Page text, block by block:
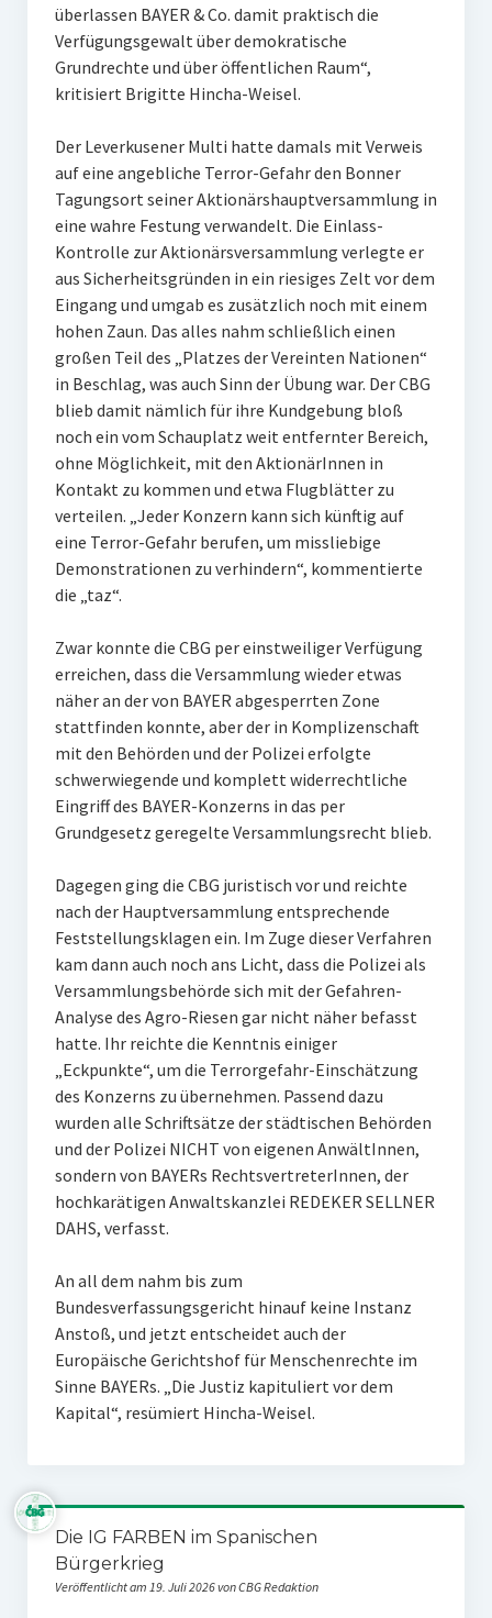
überlassen BAYER & Co. damit praktisch die
Verfügungsgewalt über demokratische
Grundrechte und über öffentlichen Raum“,
kritisiert Brigitte Hincha-Weisel.
Der Leverkusener Multi hatte damals mit Verweis
auf eine angebliche Terror-Gefahr den Bonner
Tagungsort seiner Aktionärshauptversammlung in
eine wahre Festung verwandelt. Die Einlass-
Kontrolle zur Aktionärsversammlung verlegte er
aus Sicherheitsgründen in ein riesiges Zelt vor dem
Eingang und umgab es zusätzlich noch mit einem
hohen Zaun. Das alles nahm schließlich einen
großen Teil des „Platzes der Vereinten Nationen“
in Beschlag, was auch Sinn der Übung war. Der CBG
blieb damit nämlich für ihre Kundgebung bloß
noch ein vom Schauplatz weit entfernter Bereich,
ohne Möglichkeit, mit den AktionärInnen in
Kontakt zu kommen und etwa Flugblätter zu
verteilen. „Jeder Konzern kann sich künftig auf
eine Terror-Gefahr berufen, um missliebige
Demonstrationen zu verhindern“, kommentierte
die „taz“.
Zwar konnte die CBG per einstweiliger Verfügung
erreichen, dass die Versammlung wieder etwas
näher an der von BAYER abgesperrten Zone
stattfinden konnte, aber der in Komplizenschaft
mit den Behörden und der Polizei erfolgte
schwerwiegende und komplett widerrechtliche
Eingriff des BAYER-Konzerns in das per
Grundgesetz geregelte Versammlungsrecht blieb.
Dagegen ging die CBG juristisch vor und reichte
nach der Hauptversammlung entsprechende
Feststellungsklagen ein. Im Zuge dieser Verfahren
kam dann auch noch ans Licht, dass die Polizei als
Versammlungsbehörde sich mit der Gefahren-
Analyse des Agro-Riesen gar nicht näher befasst
hatte. Ihr reichte die Kenntnis einiger
„Eckpunkte“, um die Terrorgefahr-Einschätzung
des Konzerns zu übernehmen. Passend dazu
wurden alle Schriftsätze der städtischen Behörden
und der Polizei NICHT von eigenen AnwältInnen,
sondern von BAYERs RechtsvertreterInnen, der
hochkarätigen Anwaltskanzlei REDEKER SELLNER
DAHS, verfasst.
An all dem nahm bis zum
Bundesverfassungsgericht hinauf keine Instanz
Anstoß, und jetzt entscheidet auch der
Europäische Gerichtshof für Menschenrechte im
Sinne BAYERs. „Die Justiz kapituliert vor dem
Kapital“, resümiert Hincha-Weisel.
Die IG FARBEN im Spanischen
Bürgerkrieg
Veröffentlicht am 19. Juli 2026 von CBG Redaktion